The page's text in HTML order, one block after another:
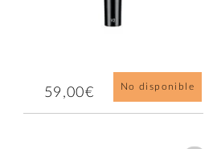
59,00€ No disponible